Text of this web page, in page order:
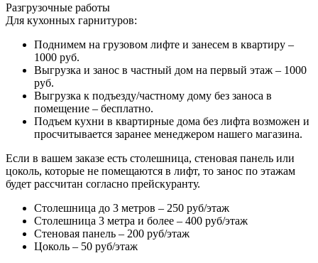
Разгрузочные работы
Для кухонных гарнитуров:
Поднимем на грузовом лифте и занесем в квартиру –
1000 руб.
Выгрузка и занос в частный дом на первый этаж – 1000
руб.
Выгрузка к подъезду/частному дому без заноса в
помещение – бесплатно.
Подъем кухни в квартирные дома без лифта возможен и
просчитывается заранее менеджером нашего магазина.
Если в вашем заказе есть столешница, стеновая панель или
цоколь, которые не помещаются в лифт, то занос по этажам
будет рассчитан согласно прейскуранту.
Столешница до 3 метров – 250 руб/этаж
Столешница 3 метра и более – 400 руб/этаж
Стеновая панель – 200 руб/этаж
Цоколь – 50 руб/этаж